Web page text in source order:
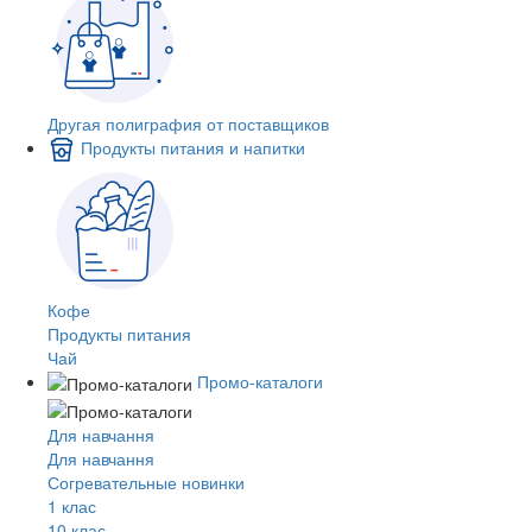
Другая полиграфия от поставщиков
Продукты питания и напитки
Кофе
Продукты питания
Чай
Промо-каталоги
Для навчання
Для навчання
Согревательные новинки
1 клас